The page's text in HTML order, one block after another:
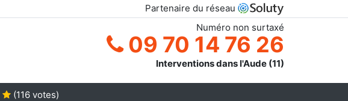
Partenaire du réseau
Numéro non surtaxé
09 70 14 76 26
Interventions dans l'Aude (11)
(116 votes)